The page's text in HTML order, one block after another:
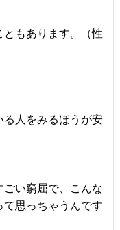
ともあります。（性
人をみるほうが安
ごい窮屈で、こんな
思っちゃうんです